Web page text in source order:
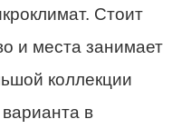
Стоит
и места занимает
коллекции
в